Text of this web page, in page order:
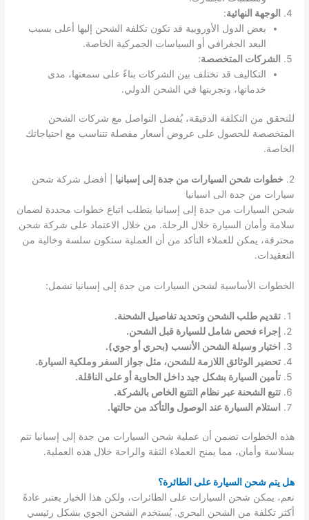
الوجهة النهائية:
بعض الدول الأوروبية قد تكون تكلفة الشحن إليها أعلى بسبب
البعد الجغرافي أو السياسات الجمركية الخاصة.
الشركات المتخصصة:
التكاليف قد تختلف بين الشركات بناءً على سمعتها، مدى
خدماتها، وتجربتها في الشحن الدولي.
للتحقق من التكلفة الدقيقة، يُفضل التواصل مع شركات الشحن
المتخصصة للحصول على عروض أسعار مفصلة تتناسب مع احتياجاتك
الخاصة.
2. خطوات شحن السيارات من جدة إلى إسبانيا | أفضل شركة شحن
سيارات من جدة الى اسبانيا
شحن السيارات من جدة إلى إسبانيا يتطلب اتباع خطوات محددة لضمان
سلامة وأمان السيارة خلال الرحلة. من خلال الاعتماد على شركة شحن
محترفة، يمكن للعملاء التأكد من أن العملية ستكون سلسة وخالية من
التعقيدات.
الخطوات الأساسية لشحن السيارات من جدة إلى إسبانيا تشمل:
تقديم طلب الشحن وتحديد تفاصيل الشحنة.
إجراء فحص شامل للسيارة قبل الشحن.
اختيار وسيلة الشحن الأنسب (بحري أو جوي).
تحضير الوثائق اللازمة للشحن، مثل جواز السفر وملكية السيارة.
تأمين السيارة بشكل جيد داخل الحاوية أو على الناقلة.
تتبع الشحنة عبر نظام التتبع الخاص بالشركة.
استلام السيارة عند الوصول والتأكد من حالتها.
هذه الخطوات تضمن أن عملية شحن السيارات من جدة إلى إسبانيا تتم
بسلاسة وأمان، مما يمنح العملاء الثقة والراحة خلال هذه العملية.
هل يتم شحن السيارة على الطائرة؟
نعم، يمكن شحن السيارات على الطائرات، ولكن هذا الخيار يعتبر عادةً
أكثر تكلفة من الشحن البحري. يُستخدم الشحن الجوي بشكل رئيسي